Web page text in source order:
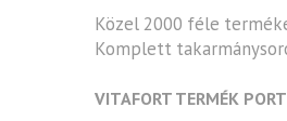
Közel 2000 féle
Komplett
VITAFORT TERMÉK